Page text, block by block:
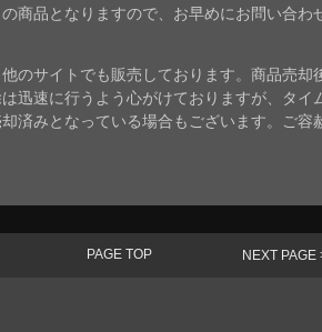
商品となりますので、お早めにお問い合わ
のサイトでも販売しております。商品売却
迅速に行うよう心がけておりますが、タイ
済みとなっている場合もございます。ご容
NEXT PAGE
PAGE TOP